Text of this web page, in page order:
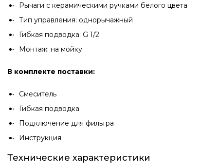
Рычаги с керамическими ручками белого цвета
Тип управления: однорычажный
Гибкая подводка: G 1/2
Монтаж: на мойку
В комплекте поставки:
Смеситель
Гибкая подводка
Подключение для фильтра
Инструкция
Технические характеристики